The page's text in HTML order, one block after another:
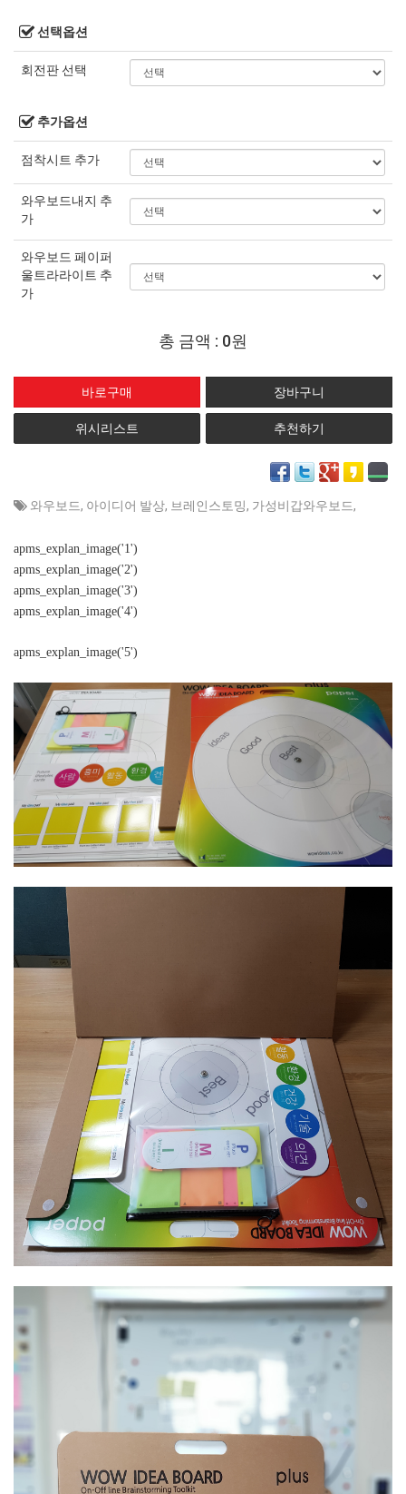
선택옵션
회전판 선택
추가옵션
점착시트 추가
와우보드내지 추
가
와우보드 페이퍼
울트라라이트 추
가
총 금액 : 0원
위시리스트 추천하기
와우보드, 아이디어 발상, 브레인스토밍, 가성비갑와우보드,
apms_explan_image('1')
apms_explan_image('2')
apms_explan_image('3')
apms_explan_image('4')
apms_explan_image('5')